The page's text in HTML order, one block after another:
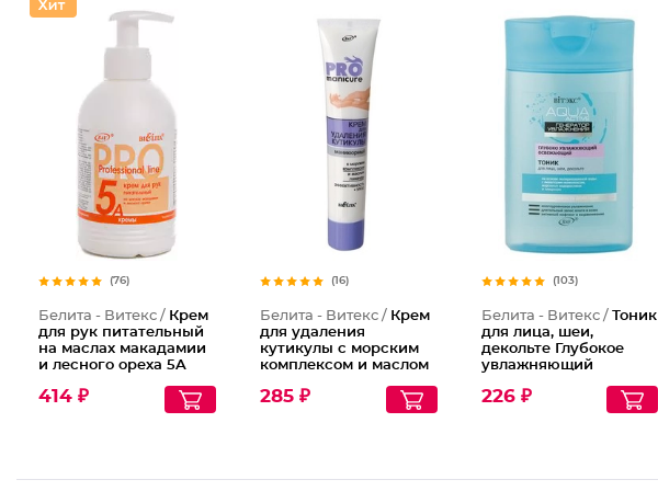
(76)
Белита - Витекс / Крем
для рук питательный
на маслах макадамии
и лесного ореха 5A
414 ₽
(16)
Белита - Витекс / Крем
для удаления
кутикулы с морским
комплексом и маслом
285 ₽
(103)
Белита - Витекс / Тоник
для лица, шеи,
декольте Глубокое
увлажняющий
226 ₽